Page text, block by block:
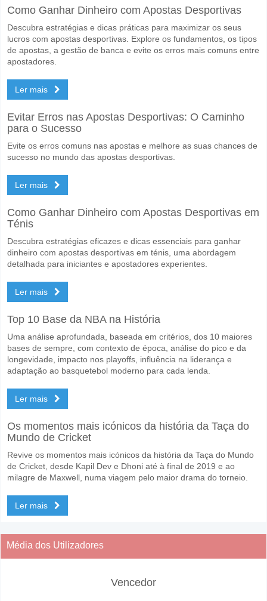
Qual é a previsão de resultado correcto para
No lado arriscado, pode tentar o Resultado Correto de 1-2 que tem a
Como Ganhar Dinheiro com Apostas Desportivas
Descubra estratégias e dicas práticas para maximizar os seus
lucros com apostas desportivas. Explore os fundamentos, os tipos
de apostas, a gestão de banca e evite os erros mais comuns entre
apostadores.
Ler mais
Evitar Erros nas Apostas Desportivas: O Caminho
para o Sucesso
Evite os erros comuns nas apostas e melhore as suas chances de
sucesso no mundo das apostas desportivas.
Ler mais
Como Ganhar Dinheiro com Apostas Desportivas em
Ténis
Descubra estratégias eficazes e dicas essenciais para ganhar
dinheiro com apostas desportivas em ténis, uma abordagem
detalhada para iniciantes e apostadores experientes.
Ler mais
Top 10 Base da NBA na História
Uma análise aprofundada, baseada em critérios, dos 10 maiores
bases de sempre, com contexto de época, análise do pico e da
longevidade, impacto nos playoffs, influência na liderança e
adaptação ao basquetebol moderno para cada lenda.
Ler mais
Os momentos mais icónicos da história da Taça do
Mundo de Cricket
Revive os momentos mais icónicos da história da Taça do Mundo
de Cricket, desde Kapil Dev e Dhoni até à final de 2019 e ao
milagre de Maxwell, numa viagem pelo maior drama do torneio.
Ler mais
Média dos Utilizadores
Vencedor